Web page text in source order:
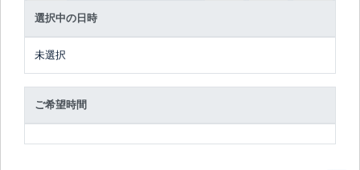
受付中
選択中の日時
未選択
ご希望時間